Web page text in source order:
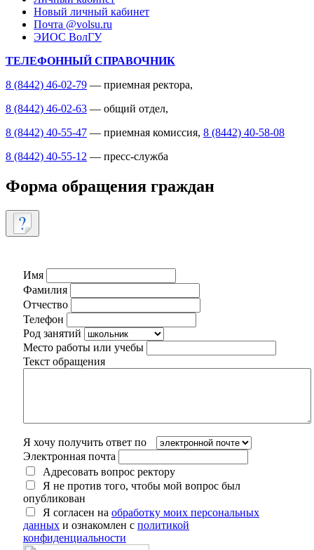
Новый личный кабинет
Почта @volsu.ru
ЭИОС ВолГУ
ТЕЛЕФОННЫЙ СПРАВОЧНИК
8 (8442) 46-02-79 — приемная ректора,
8 (8442) 46-02-63 — общий отдел,
8 (8442) 40-55-47 — приемная комиссия, 8 (8442) 40-58-08
8 (8442) 40-55-12 — пресс-служба
Форма обращения граждан
Имя
Фамилия
Отчество
Телефон
Род занятий
Место работы или учебы
Текст обращения
Я хочу получить ответ по
Электронная почта
Адресовать вопрос ректору
Я не против того, чтобы мой вопрос был
опубликован
Я согласен на обработку моих персональных
данных и ознакомлен с политикой
конфиденциальности